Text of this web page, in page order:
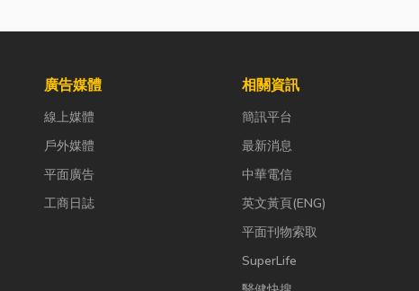
廣告媒體
線上媒體
戶外媒體
平面廣告
工商日誌
相關資訊
簡訊平台
最新消息
中華電信
英文黃頁(ENG)
平面刊物索取
SuperLife